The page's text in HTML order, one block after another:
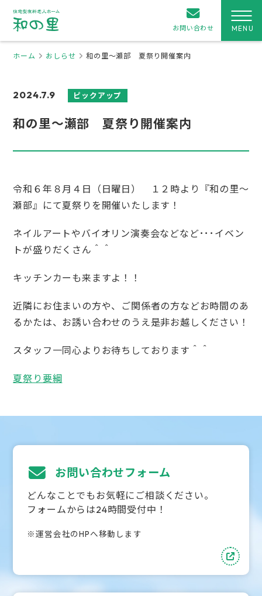
お問い合わせ
ホーム おしらせ 和の里～瀬部 夏祭り開催案内
2024.7.9 ピックアップ
和の里～瀬部 夏祭り開催案内
令和６年８月４日（日曜日） １２時より『和の里～
瀬部』にて夏祭りを開催いたします！
ネイルアートやバイオリン演奏会などなど･･･イベン
トが盛りだくさん＾＾
キッチンカーも来ますよ！！
近隣にお住まいの方や、ご関係者の方などお時間のあ
るかたは、お誘い合わせのうえ是非お越しください！
スタッフ一同心よりお待ちしております＾＾
夏祭り要綱
お問い合わせフォーム
どんなことでもお気軽にご相談ください。
フォームからは24時間受付中！
※運営会社のHPへ移動します